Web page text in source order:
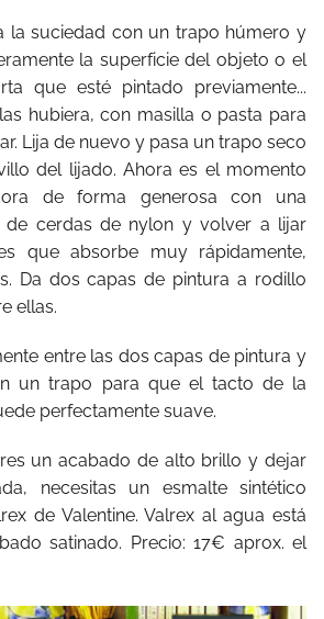
la suciedad con un trapo húmero y
la superficie del objeto o el
que esté pintado previamente...
hubiera, con masilla o pasta para
Lija de nuevo y pasa un trapo seco
del lijado. Ahora es el momento
de forma generosa con una
de cerdas de nylon y volver a lijar
que absorbe muy rápidamente,
Da dos capas de pintura a rodillo
ellas.
entre las dos capas de pintura y
un trapo para que el tacto de la
perfectamente suave.
un acabado de alto brillo y dejar
necesitas un esmalte sintético
de Valentine. Valrex al agua está
satinado. Precio: 17€ aprox. el